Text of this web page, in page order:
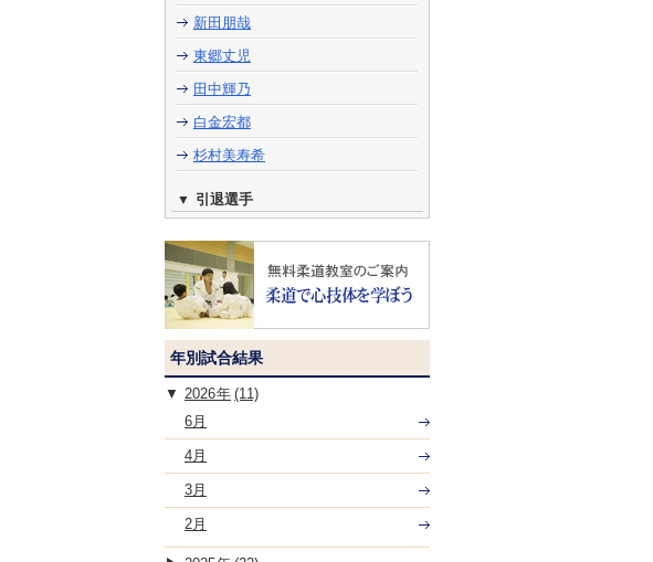
新田朋哉
東郷丈児
田中輝乃
白金宏都
杉村美寿希
引退選手
年別試合結果
2026
(11)
6月
4月
3月
2月